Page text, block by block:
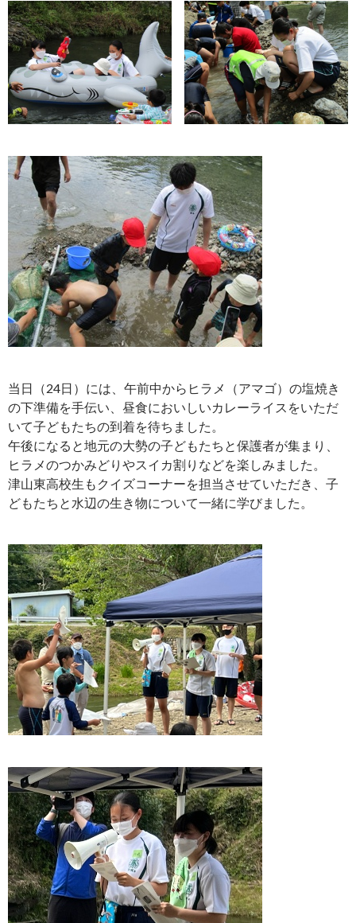
当日（24日）には、午前中からヒラメ（アマゴ）の塩焼き
の下準備を手伝い、昼食においしいカレーライスをいただ
いて子どもたちの到着を待ちました。
午後になると地元の大勢の子どもたちと保護者が集まり、
ヒラメのつかみどりやスイカ割りなどを楽しみました。
津山東高校生もクイズコーナーを担当させていただき、子
どもたちと水辺の生き物について一緒に学びました。